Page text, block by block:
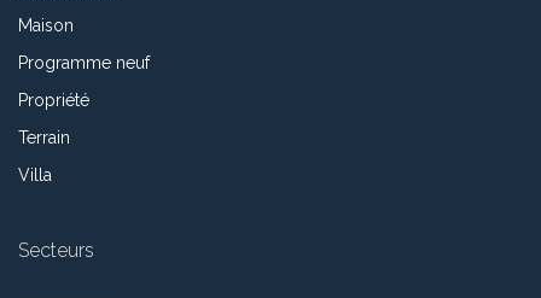
Maison
Programme neuf
Propriété
Terrain
Villa
Secteurs